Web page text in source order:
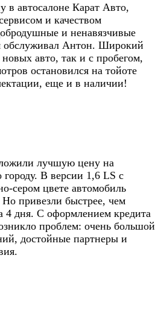
в автосалоне Карат Авто,
и качеством
и ненавязчивые
обслуживал Антон. Широкий
авто, так и с пробегом,
остановился на тойоте
еще и в наличии!
лучшую цену на
В версии 1,6 LS с
сером цвете автомобиль
привезли быстрее, чем
4 дня. С оформлением кредита
проблем: очень большой
достойные партнеры и